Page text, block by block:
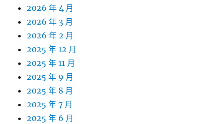
2026 年 4 月
2026 年 3 月
2026 年 2 月
2025 年 12 月
2025 年 11 月
2025 年 9 月
2025 年 8 月
2025 年 7 月
2025 年 6 月